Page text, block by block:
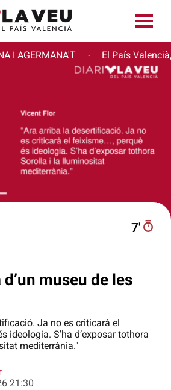
I AGERMANA'T · El País
7′
museu de les
Ja no es criticarà el
ideologia. S’ha d’exposar tothora
mediterrània."
21:30